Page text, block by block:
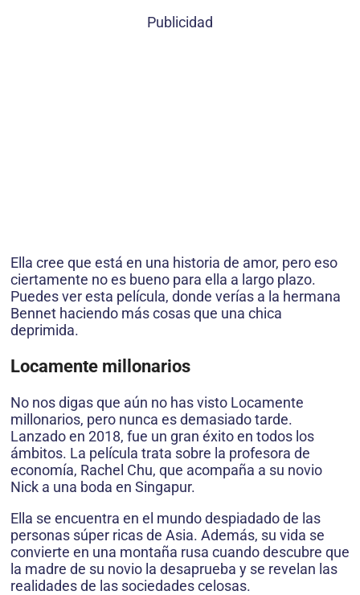
Publicidad
Ella cree que está en una historia de amor, pero eso
ciertamente no es bueno para ella a largo plazo.
Puedes ver esta película, donde verías a la hermana
Bennet haciendo más cosas que una chica
deprimida.
Locamente millonarios
No nos digas que aún no has visto Locamente
millonarios, pero nunca es demasiado tarde.
Lanzado en 2018, fue un gran éxito en todos los
ámbitos. La película trata sobre la profesora de
economía, Rachel Chu, que acompaña a su novio
Nick a una boda en Singapur.
Ella se encuentra en el mundo despiadado de las
personas súper ricas de Asia. Además, su vida se
convierte en una montaña rusa cuando descubre que
la madre de su novio la desaprueba y se revelan las
realidades de las sociedades celosas.